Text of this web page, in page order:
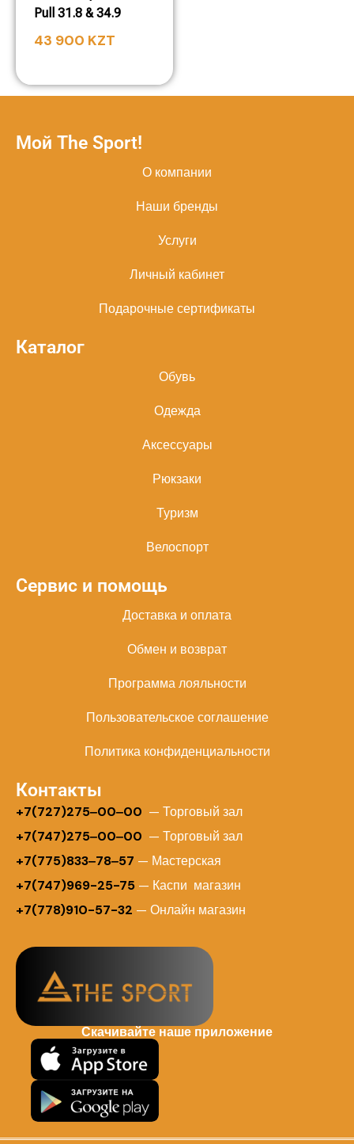
Pull 31.8 & 34.9
43 900 KZT
Мой The Sport!
О компании
Наши бренды
Услуги
Личный кабинет
Подарочные сертификаты
Каталог
Обувь
Одежда
Аксессуары
Рюкзаки
Туризм
Велоспорт
Сервис и помощь
Доставка и оплата
Обмен и возврат
Программа лояльности
Пользовательское соглашение
Политика конфиденциальности
Контакты
+7(727)275‒00‒00 — Торговый зал
+7(747)275‒00‒00 — Торговый зал
+7(775)833‒78‒57 — Мастерская
+7(747)969-25-75 — Каспи магазин
+7(778)910-57-32 — Онлайн магазин
Скачивайте наше приложение